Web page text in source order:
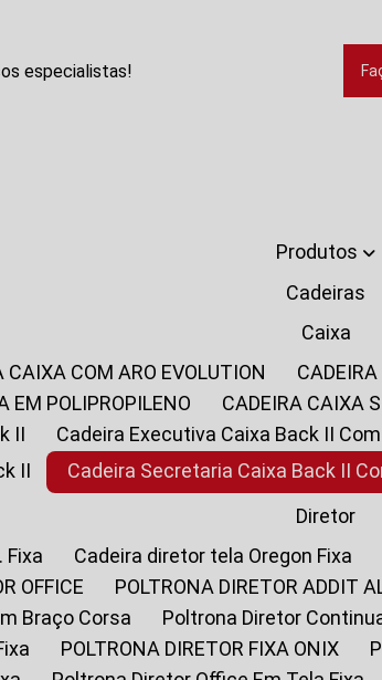
especialistas!
Produtos
Cadeiras
Caixa
CAIXA COM ARO EVOLUTION
EM POLIPROPILENO
CADEIRA CAIXA
II
Cadeira Executiva Caixa Back II
II
Cadeira Secretaria Caixa Back II
Diretor
Fixa
Cadeira diretor tela Oregon Fixa
OFFICE
POLTRONA DIRETOR ADDIT
Braço Corsa
Poltrona Diretor
POLTRONA DIRETOR FIXA ONIX